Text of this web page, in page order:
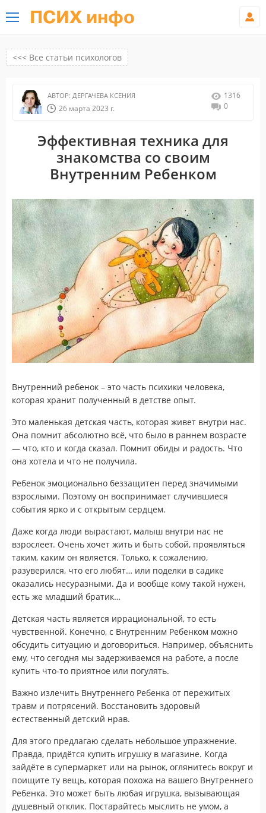
ПСИХ инфо
<<< Все статьи психологов
АВТОР: ДЕРГАЧЕВА КСЕНИЯ
26 марта 2023 г.
1316
0
Эффективная техника для
знакомства со своим
Внутренним Ребенком
Внутренний ребенок – это часть психики человека,
которая хранит полученный в детстве опыт.
Это маленькая детская часть, которая живет внутри нас.
Она помнит абсолютно всё, что было в раннем возрасте
— что, кто и когда сказал. Помнит обиды и радость. Что
она хотела и что не получила.
Ребенок эмоционально беззащитен перед значимыми
взрослыми. Поэтому он воспринимает случившиеся
события ярко и с открытым сердцем.
Даже когда люди вырастают, малыш внутри нас не
взрослеет. Очень хочет жить и быть собой, проявляться
таким, каким он является. Только, к сожалению,
разуверился, что его любят… или поделки в садике
оказались несуразными. Да и вообще кому такой нужен,
есть же младший братик…
Детская часть является иррациональной, то есть
чувственной. Конечно, с Внутренним Ребенком можно
обсудить ситуацию и договориться. Например, объяснить
ему, что сегодня мы задерживаемся на работе, а после
купить что-то приятное или погулять.
Важно излечить Внутреннего Ребенка от пережитых
травм и потрясений. Восстановить здоровый
естественный детский нрав.
Для этого предлагаю сделать небольшое упражнение.
Правда, придётся купить игрушку в магазине. Когда
зайдёте в супермаркет или на рынок, оглянитесь вокруг и
поищите ту вещь, которая похожа на вашего Внутреннего
Ребенка. Это может быть любая игрушка, вызывающая
душевный отклик. Постарайтесь мыслить не умом, а